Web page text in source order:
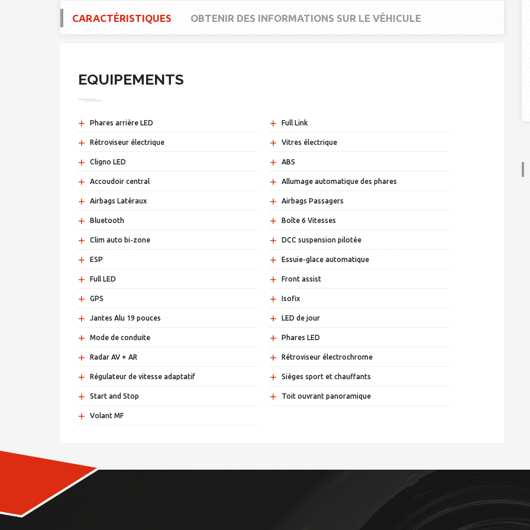
CARACTÉRISTIQUES OBTENIR DES INFORMATIONS SUR LE VÉHICULE
EQUIPEMENTS
+ Phares arrière LED + Full Link
+ Rétroviseur électrique + Vitres électrique
+ Cligno LED + ABS
+ Accoudoir central + Allumage automatique des phares
+ Airbags Latéraux + Airbags Passagers
+ Bluetooth + Boîte 6 Vitesses
+ Clim auto bi-zone + DCC suspension pilotée
+ ESP + Essuie-glace automatique
+ Full LED + Front assist
+ GPS + Isofix
+ Jantes Alu 19 pouces + LED de jour
+ Mode de conduite + Phares LED
+ Radar AV + AR + Rétroviseur électrochrome
+ Régulateur de vitesse adaptatif + Sièges sport et chauffants
+ Start and Stop + Toit ouvrant panoramique
+ Volant MF